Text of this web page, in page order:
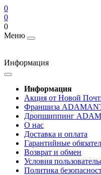
0
0
0
Меню
Информация
Информация
Акция от Новой
Франшиза
Дропшиппинг
О нас
Доставка и оплата
Гарантийные
Возврат и обмен
Условия
Политика